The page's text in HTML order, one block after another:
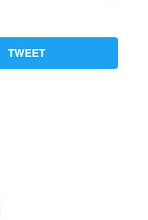
TWEET